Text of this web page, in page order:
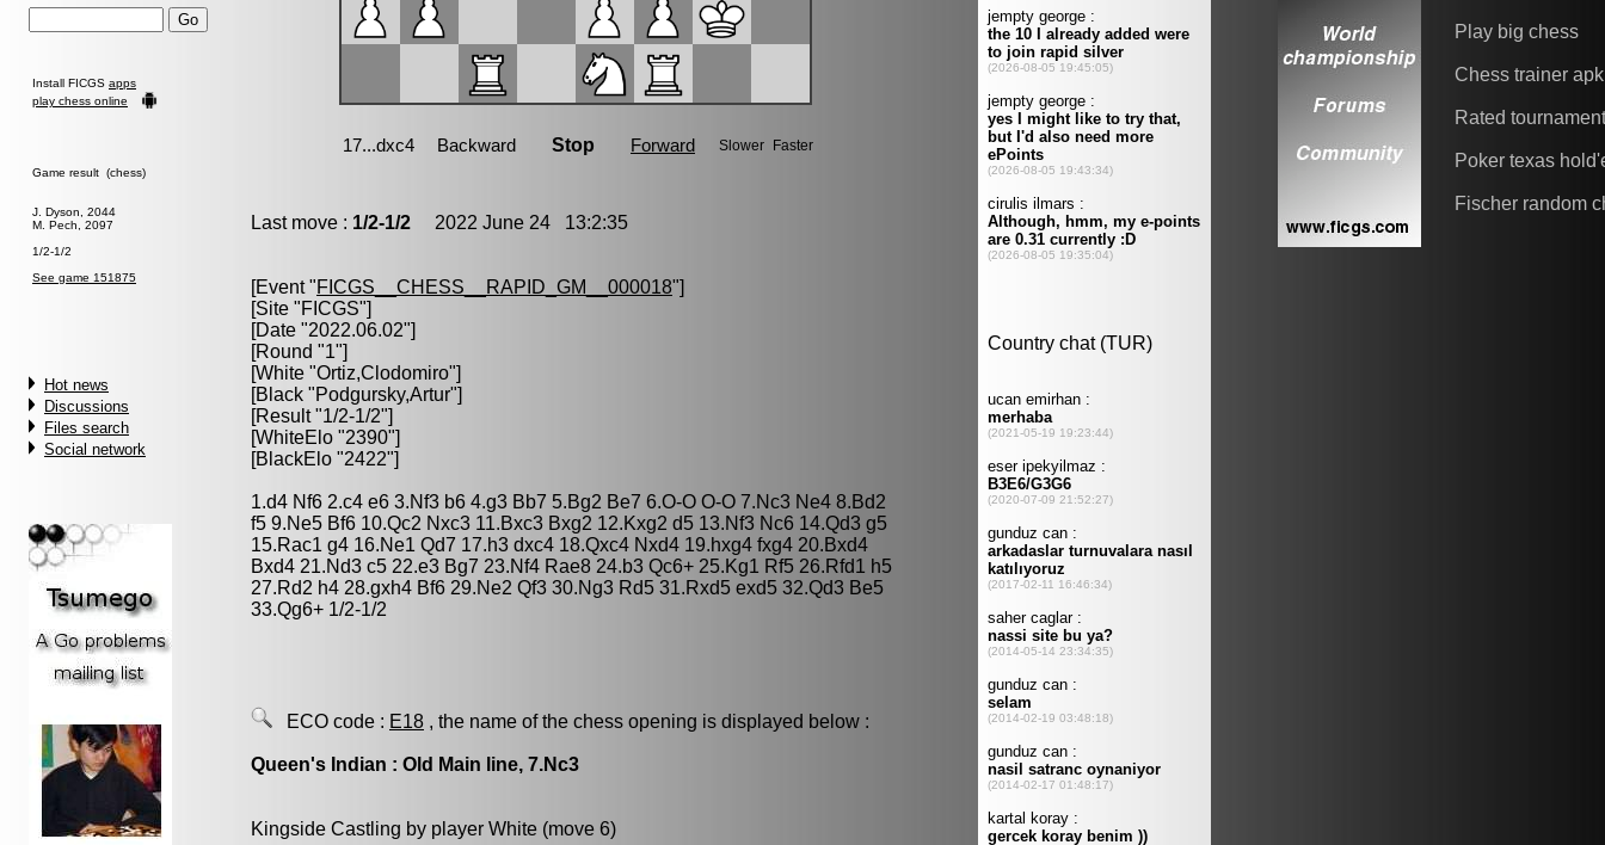
Install FICGS apps
play chess online
Game result (chess)
J. Dyson, 2044
M. Pech, 2097
1/2-1/2
See game 151875
Hot news
Discussions
Files search
Social network
Last move : 1/2-1/2 2022 June 24 13:2:35
[Event "FICGS__CHESS__RAPID_GM__000018"]
[Site "FICGS"]
[Date "2022.06.02"]
[Round "1"]
[White "Ortiz,Clodomiro"]
[Black "Podgursky,Artur"]
[Result "1/2-1/2"]
[WhiteElo "2390"]
[BlackElo "2422"]
1.d4 Nf6 2.c4 e6 3.Nf3 b6 4.g3 Bb7 5.Bg2 Be7 6.O-O O-O 7.Nc3 Ne4 8.Bd2
f5 9.Ne5 Bf6 10.Qc2 Nxc3 11.Bxc3 Bxg2 12.Kxg2 d5 13.Nf3 Nc6 14.Qd3 g5
15.Rac1 g4 16.Ne1 Qd7 17.h3 dxc4 18.Qxc4 Nxd4 19.hxg4 fxg4 20.Bxd4
Bxd4 21.Nd3 c5 22.e3 Bg7 23.Nf4 Rae8 24.b3 Qc6+ 25.Kg1 Rf5 26.Rfd1 h5
27.Rd2 h4 28.gxh4 Bf6 29.Ne2 Qf3 30.Ng3 Rd5 31.Rxd5 exd5 32.Qd3 Be5
33.Qg6+ 1/2-1/2
ECO code : E18 , the name of the chess opening is displayed below :
Queen's Indian : Old Main line, 7.Nc3
Kingside Castling by player White (move 6)
Play big chess
Chess trainer apk
Rated
Poker texas
Fischer random